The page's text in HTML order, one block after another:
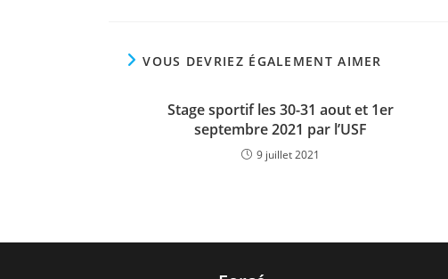
VOUS DEVRIEZ ÉGALEMENT AIMER
Stage sportif les 30-31 aout et 1er
septembre 2021 par l’USF
9 juillet 2021